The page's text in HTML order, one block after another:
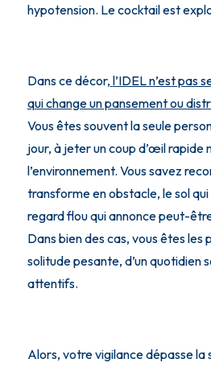
hypotension. Le cocktail est
Dans ce décor, l’IDEL n’est pas
qui change un pansement ou
Vous êtes souvent la seule
jour, à jeter un coup d’œil rapide
l’environnement. Vous savez
transforme en obstacle, le sol
regard flou qui annonce peut-
Dans bien des cas, vous êtes les
solitude pesante, d’un quotidien
attentifs.
Alors, votre vigilance dépasse la